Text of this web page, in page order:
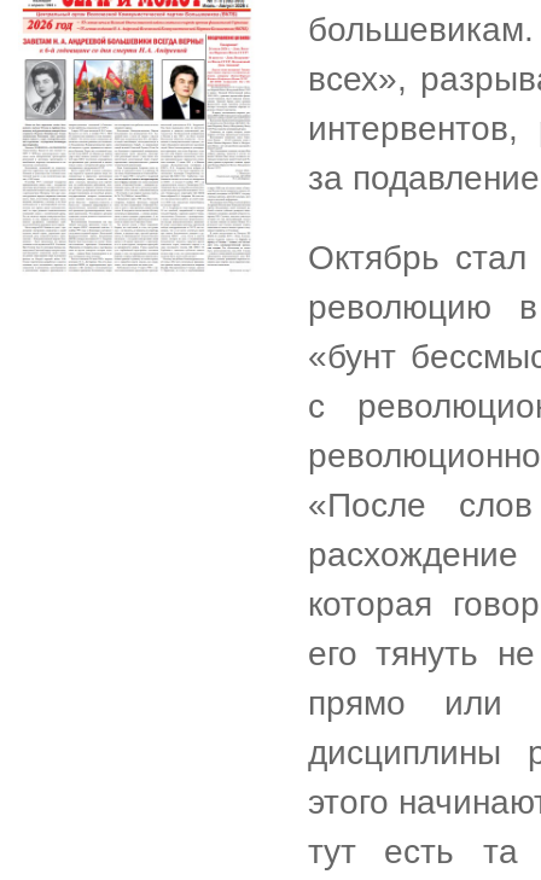
всех»,
за
Октябрь
революцию в
«бунт
с
«После слов
которая
его тянуть
прямо или
дисциплины
этого
тут есть та